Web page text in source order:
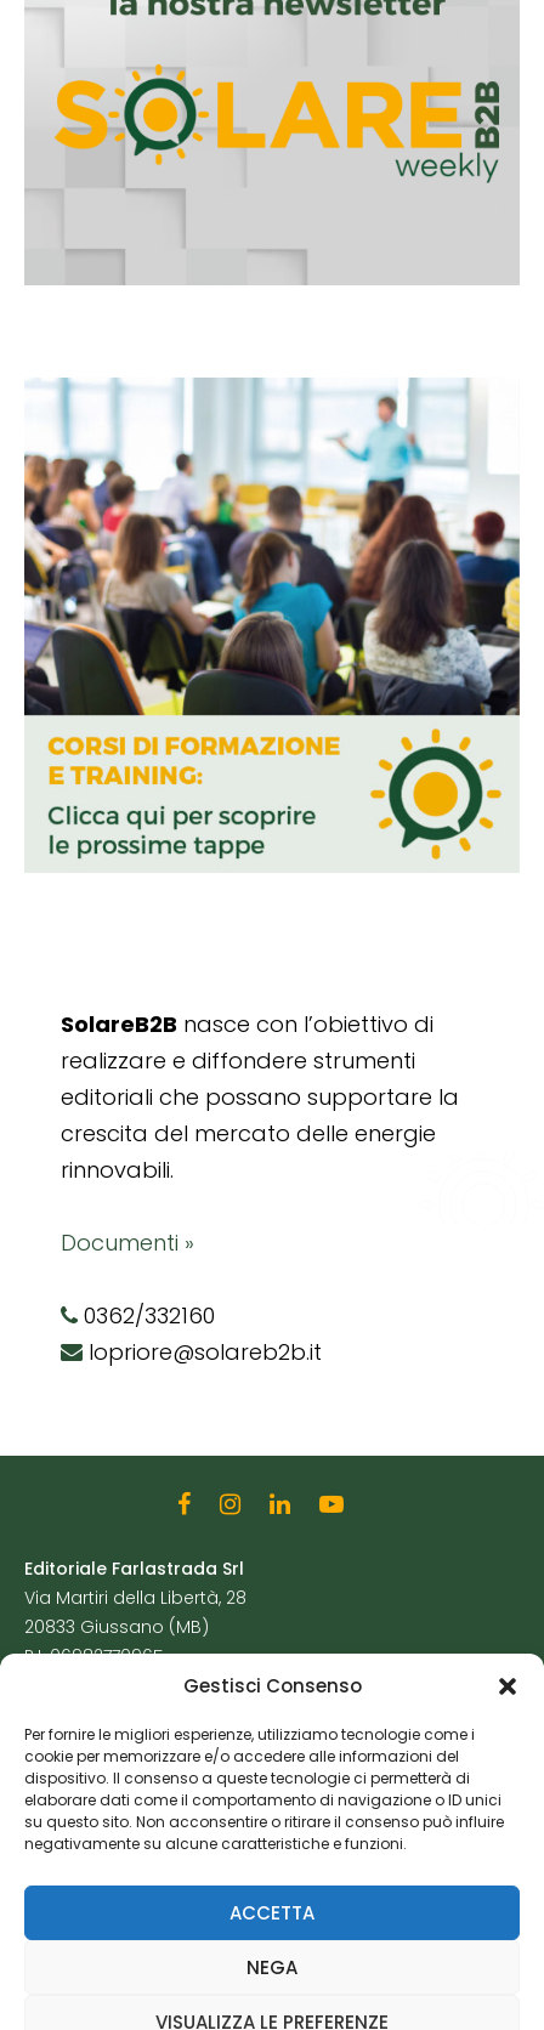
Gestisci Consenso
Per fornire le migliori esperienze, utilizziamo tecnologie come i
cookie per memorizzare e/o accedere alle informazioni del
dispositivo. Il consenso a queste tecnologie ci permetterà di
elaborare dati come il comportamento di navigazione o ID unici
su questo sito. Non acconsentire o ritirare il consenso può influire
negativamente su alcune caratteristiche e funzioni.
ACCETTA
NEGA
VISUALIZZA LE PREFERENZE
SolareB2B nasce con l’obiettivo di
realizzare e diffondere strumenti
editoriali che possano supportare la
crescita del mercato delle energie
rinnovabili.
Documenti »
0362/332160
lopriore@solareb2b.it
Editoriale Farlastrada Srl
Via Martiri della Libertà, 28
20833 Giussano (MB)
P.I. 06982770965
Cookie Policy
Risorse Aggiuntive